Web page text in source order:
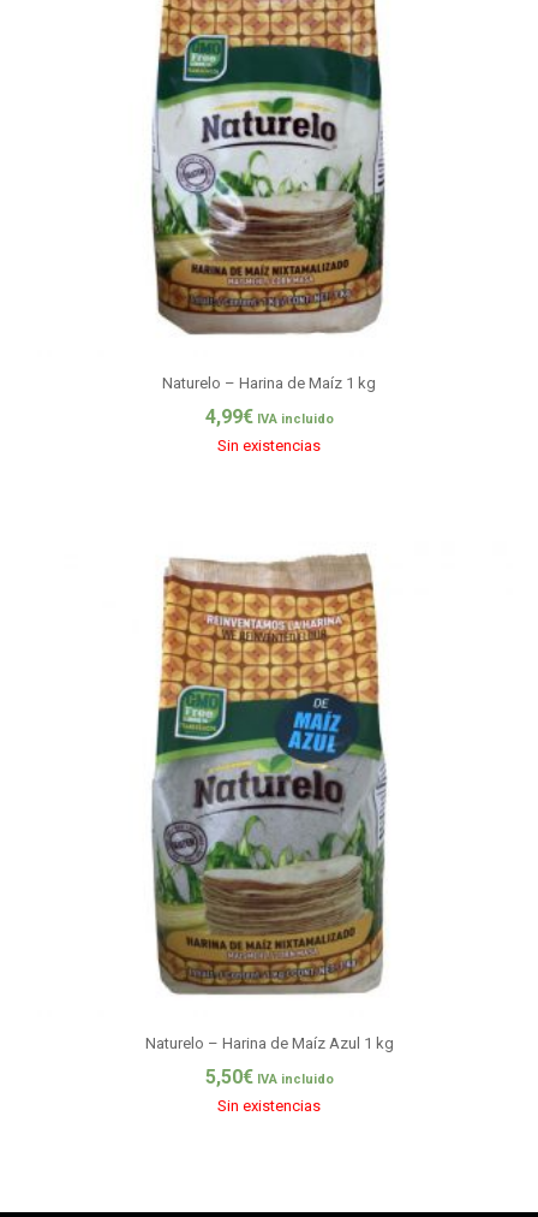
Naturelo – Harina de Maíz 1 kg
4,99€ IVA incluido
Sin existencias
Naturelo – Harina de Maíz Azul 1 kg
5,50€ IVA incluido
Sin existencias